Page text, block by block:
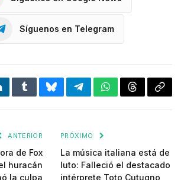
Síguenos en Telegram
TumblrBlueskyTelegramWhatsApp
Threads
ANTERIOR
de Fox
huracán
la culpa
PRÓXIMO
La música italiana está de
luto: Falleció el destacado
intérprete Toto Cutugno